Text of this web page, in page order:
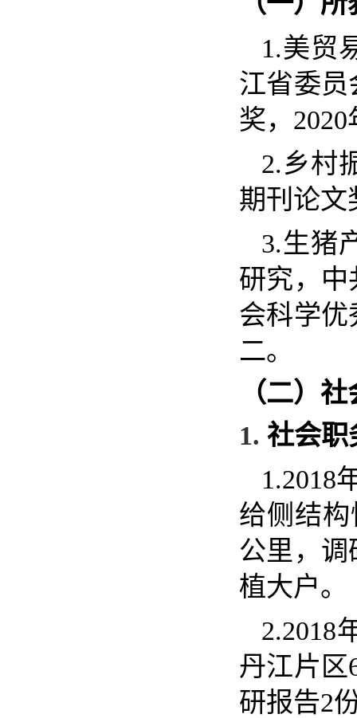
1.美贸
江省委员
奖， 2020
2.乡村
期刊论
3.生猪
研究，中
会科学优
二。
（二）
1. 社会职
1.2018
给侧结
公里，调
植大户。
2.2018
丹江片区
研报告2